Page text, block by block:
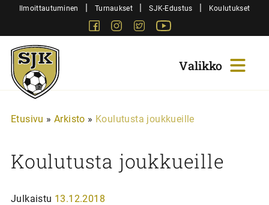
SiirryIlmoittautuminen | Turnaukset | SJK-Edustus | Koulutukset
FacebookInstagram
Twitter
Sjk-
Juniorit
Etusivu » Arkisto » Koulutusta joukkueille
Koulutusta joukkueille
Julkaistu 13.12.2018